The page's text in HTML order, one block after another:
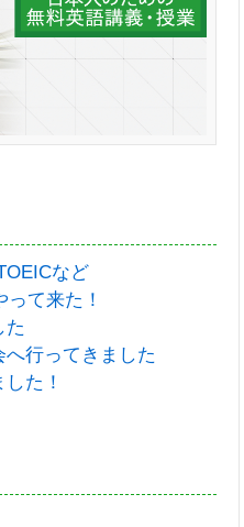
など
て来た！
た
行ってきました
た！